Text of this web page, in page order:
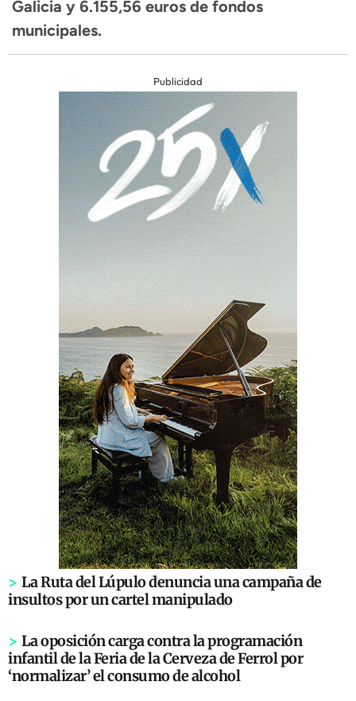
Galicia y 6.155,56 euros de fondos
municipales.
Publicidad
> La Ruta del Lúpulo denuncia una campaña de
insultos por un cartel manipulado
> La oposición carga contra la programación
infantil de la Feria de la Cerveza de Ferrol por
‘normalizar’ el consumo de alcohol